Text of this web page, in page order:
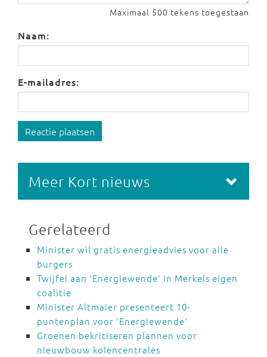
Maximaal 500 tekens toegestaan
Naam:
E-mailadres:
Reactie plaatsen
Meer Kort nieuws
Gerelateerd
Minister wil gratis energieadvies voor alle
burgers
Twijfel aan 'Energiewende' in Merkels eigen
coalitie
Minister Altmaier presenteert 10-
puntenplan voor 'Energiewende'
Groenen bekritiseren plannen voor
nieuwbouw kolencentrales